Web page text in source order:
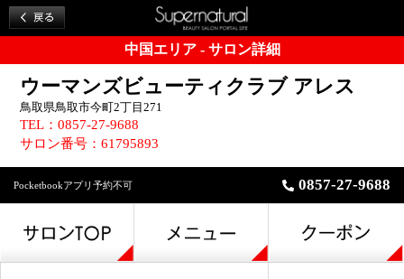
中国エリア - サロン詳細
ウーマンズビューティクラブ アレス
鳥取県鳥取市今町2丁目271
TEL：0857-27-9688
サロン番号：61795893
Pocketbookアプリ予約不可 0857-27-9688